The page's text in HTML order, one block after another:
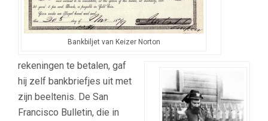
Bankbiljet van Keizer Norton
rekeningen te betalen, gaf
hij zelf bankbriefjes uit met
zijn beeltenis. De San
Francisco Bulletin, die in